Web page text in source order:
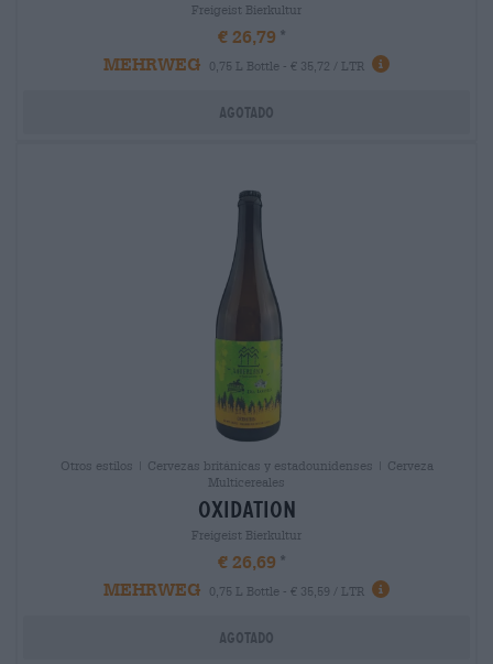
Freigeist Bierkultur
€ 26,79
MEHRWEG
0,75 L Bottle - € 35,72 / LTR
Agotado
Otros estilos | Cervezas británicas y estadounidenses | Cerveza
Multicereales
oxidation
Freigeist Bierkultur
€ 26,69
MEHRWEG
0,75 L Bottle - € 35,59 / LTR
Agotado